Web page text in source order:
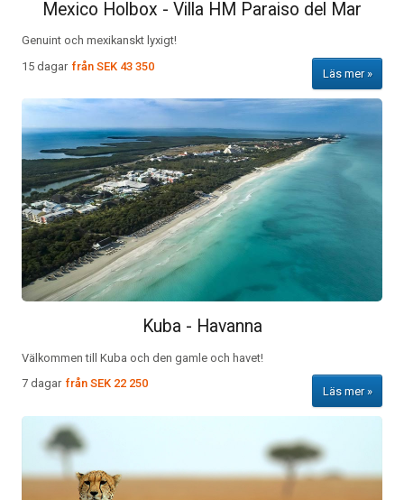
Mexico Holbox - Villa HM Paraiso del Mar
Genuint och mexikanskt lyxigt!
15 dagar från SEK 43 350
Läs mer
Kuba - Havanna
Välkommen till Kuba och den gamle och havet!
7 dagar från SEK 22 250
Läs mer